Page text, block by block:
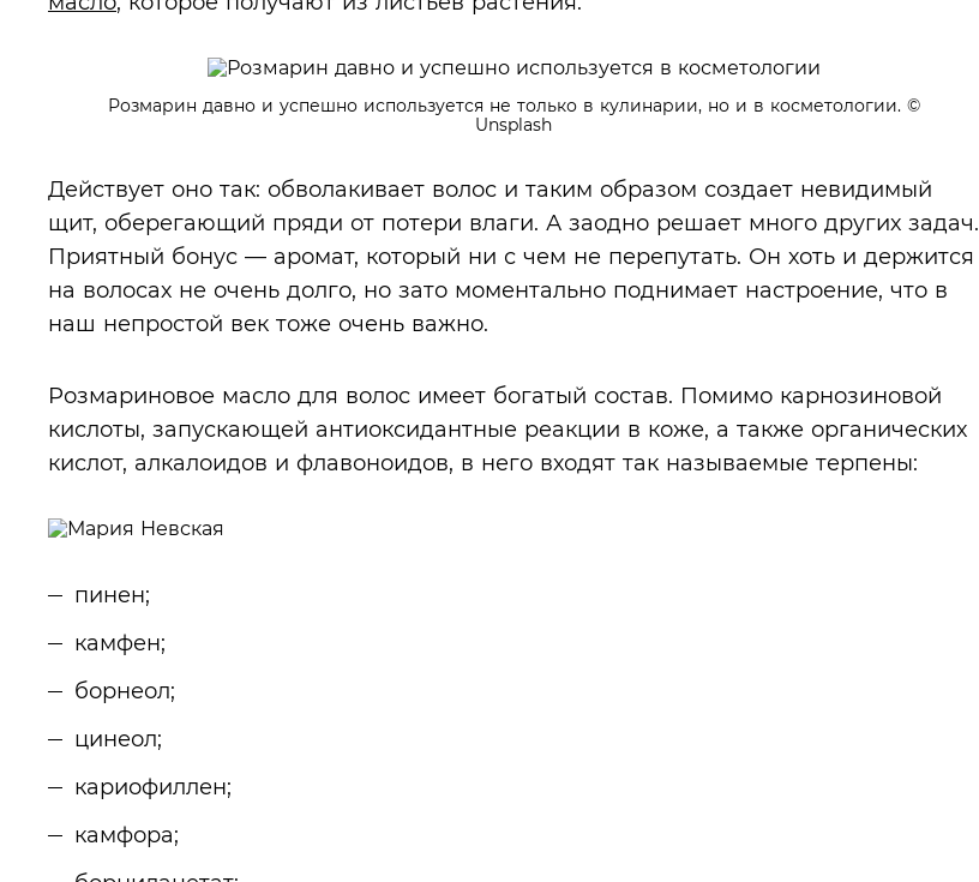
Розмарин давно и успешно используется не только в кулинарии, но и в косметологии. ©
Unsplash
Действует оно так: обволакивает волос и таким образом создает невидимый
щит, оберегающий пряди от потери влаги. А заодно решает много других задач.
Приятный бонус — аромат, который ни с чем не перепутать. Он хоть и держится
на волосах не очень долго, но зато моментально поднимает настроение, что в
наш непростой век тоже очень важно.
Розмариновое масло для волос имеет богатый состав. Помимо карнозиновой
кислоты, запускающей антиоксидантные реакции в коже, а также органических
кислот, алкалоидов и флавоноидов, в него входят так называемые терпены:
пинен;
камфен;
борнеол;
цинеол;
кариофиллен;
камфора;